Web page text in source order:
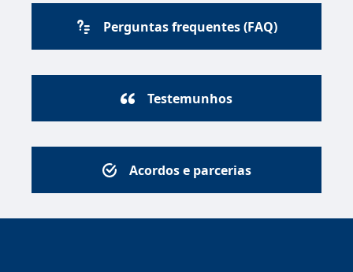
Perguntas frequentes (FAQ)
Testemunhos
Acordos e parcerias